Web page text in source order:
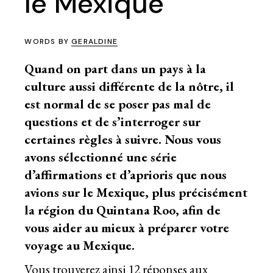
WORDS BYGERALDINE
Quand on part dans un pays à la
culture aussi différente de la nôtre, il
est normal de se poser pas mal de
questions et de s’interroger sur
certaines règles à suivre. Nous vous
avons sélectionné une série
d’affirmations et d’aprioris que nous
avions sur le Mexique, plus précisément
la région du Quintana Roo, afin de
vous aider au mieux à préparer votre
voyage au Mexique.
Vous trouverez ainsi 12 réponses aux